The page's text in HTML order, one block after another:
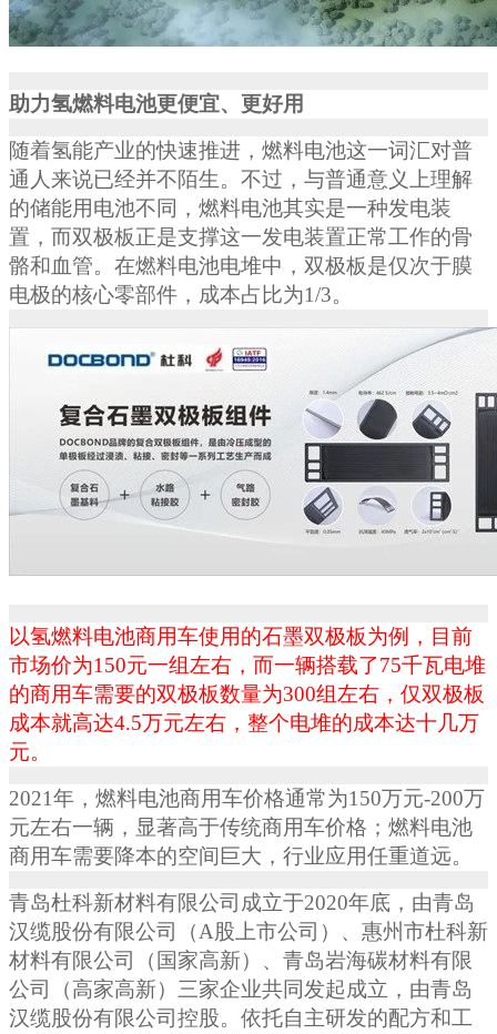
助力氢燃料电池更便宜、更好用
随着氢能产业的快速推进，燃料电池这一词汇对普
通人来说已经并不陌生。不过，与普通意义上理解
的储能用电池不同，燃料电池其实是一种发电装
置，而双极板正是支撑这一发电装置正常工作的骨
骼和血管。在燃料电池电堆中，双极板是仅次于膜
电极的核心零部件，成本占比为1/3。
以氢燃料电池商用车使用的石墨双极板为例，目前
市场价为150元一组左右，而一辆搭载了75千瓦电堆
的商用车需要的双极板数量为300组左右，仅双极板
成本就高达4.5万元左右，整个电堆的成本达十几万
元。
2021年，燃料电池商用车价格通常为150万元-200万
元左右一辆，显著高于传统商用车价格；燃料电池
商用车需要降本的空间巨大，行业应用任重道远。
青岛杜科新材料有限公司成立于2020年底，由青岛
汉缆股份有限公司（A股上市公司）、惠州市杜科新
材料有限公司（国家高新）、青岛岩海碳材料有限
公司（高家高新）三家企业共同发起成立，由青岛
汉缆股份有限公司控股。依托自主研发的配方和工